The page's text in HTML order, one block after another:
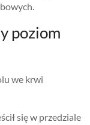
poziom
we krwi
się w przedziale